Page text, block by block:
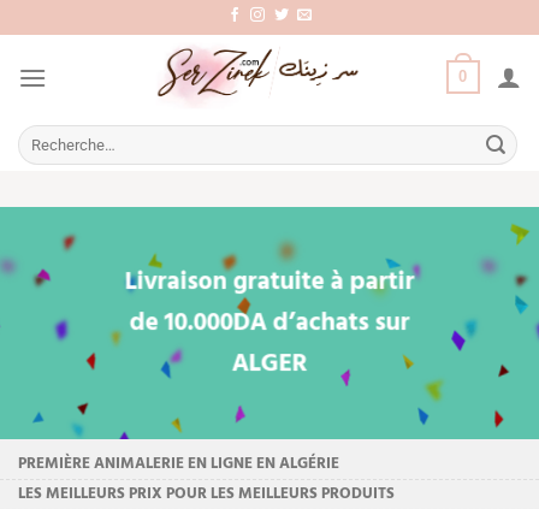
au
contenu
0
Recherche
pour :
Livraison gratuite à partir
de10.000DAd’achats sur
ALGER
PREMIÈREANIMALERIE EN LIGNE ENALGÉRIE
LES MEILLEURS PRIX POUR LES MEILLEURS PRODUITS